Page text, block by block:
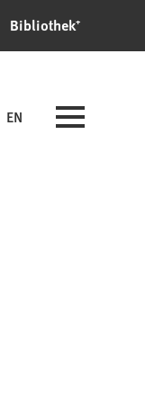
Bibliothek⁺
EN